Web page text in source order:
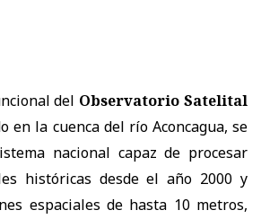
del Observatorio Satelital
en la cuenca del río Aconcagua, se
nacional capaz de procesar
históricas desde el año 2000 y
espaciales de hasta 10 metros,